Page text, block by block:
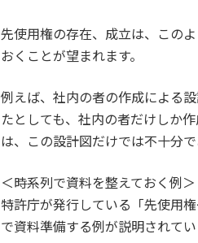
先使用権の存在、成立は、この
おくことが望まれます。
例えば、社内の者の作成による
たとしても、社内の者だけしか
は、この設計図だけでは不十分
＜時系列で資料を整えておく例＞
特許庁が発行している「先使用
で資料準備する例が説明されてい